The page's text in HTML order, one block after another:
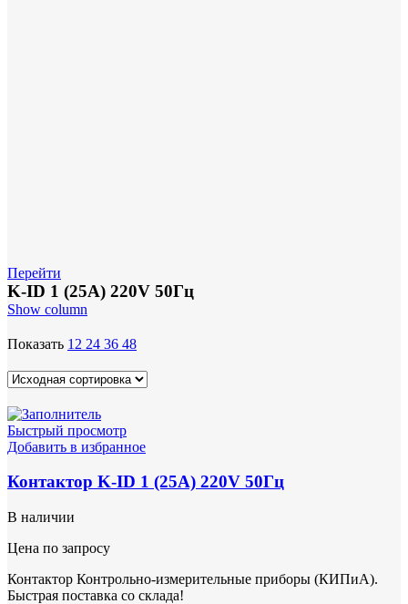
Перейти
K-ID 1 (25А) 220V 50Гц
Show column
Показать 12 24 36 48
Быстрый просмотр
Добавить в избранное
Контактор K-ID 1 (25А) 220V 50Гц
В наличии
Цена по запросу
Контактор Контрольно-измерительные приборы (КИПиА).
Быстрая поставка со склада!